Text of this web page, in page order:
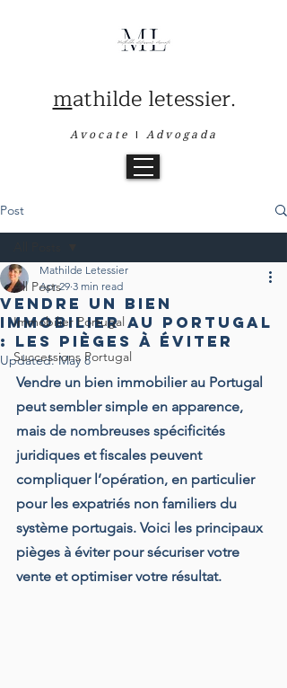
mathilde letessier.
Avocate I Advogada
Post
All Posts
Immobilier Portugal
Successions Portugal
Vendre un bien
immobilier au Portugal
: les pièges à éviter
Mathilde Letessier
Apr 29 3 min read
Updated:May 8
Vendre un bien immobilier au Portugal
peut sembler simple en apparence,
mais de nombreuses spécificités
juridiques et fiscales peuvent
compliquer l’opération, en particulier
pour les expatriés non familiers du
système portugais. Voici les principaux
pièges à éviter pour sécuriser votre
vente et optimiser votre résultat.